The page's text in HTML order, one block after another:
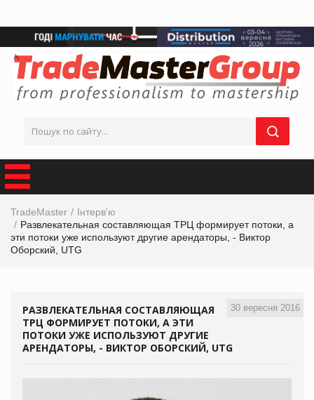
TradeMaster
Інтерв'ю
Развлекательная составляющая ТРЦ формирует потоки, а
эти потоки уже используют другие арендаторы, - Виктор
Оборский, UTG
30 вересня 2016
РАЗВЛЕКАТЕЛЬНАЯ СОСТАВЛЯЮЩАЯ
ТРЦ ФОРМИРУЕТ ПОТОКИ, А ЭТИ
ПОТОКИ УЖЕ ИСПОЛЬЗУЮТ ДРУГИЕ
АРЕНДАТОРЫ, - ВИКТОР ОБОРСКИЙ, UTG